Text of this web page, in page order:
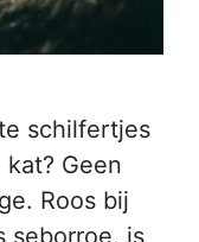
schilfertjes
Geen
Roos bij
seborroe, is